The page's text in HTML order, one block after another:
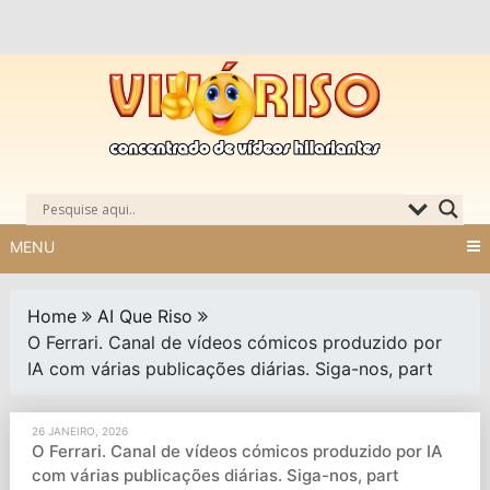
MENU
Home
AI Que Riso
O Ferrari. Canal de vídeos cómicos produzido por
IA com várias publicações diárias. Siga-nos, part
26 JANEIRO, 2026
O Ferrari. Canal de vídeos cómicos produzido por IA
com várias publicações diárias. Siga-nos, part